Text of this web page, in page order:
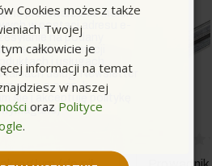
Cookies możesz także
Twojej
całkowicie je
informacji na temat
w naszej
oraz Polityce
.
na przetwarzanie moich
w postaci adresu e-
na podany
e-mail informacji
i usługach
usługi Newsletter
sp. z o.o. sp. k.
się i akceptuję politykę